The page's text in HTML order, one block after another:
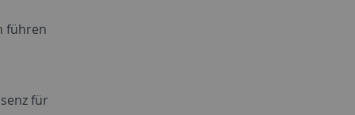
führen
für